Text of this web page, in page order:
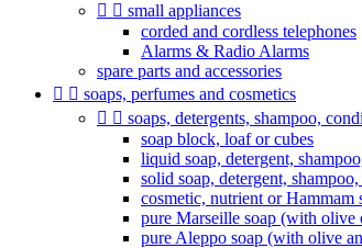
  small appliances
corded and cordless telephones
Alarms & Radio Alarms
spare parts and accessories
  soaps, perfumes and cosmetics
  soaps, detergents, shampoo,
soap block, loaf or cubes
liquid soap, detergent,
solid soap, detergent,
cosmetic, nutrient or Hammam
pure Marseille soap (with olive
pure Aleppo soap (with olive